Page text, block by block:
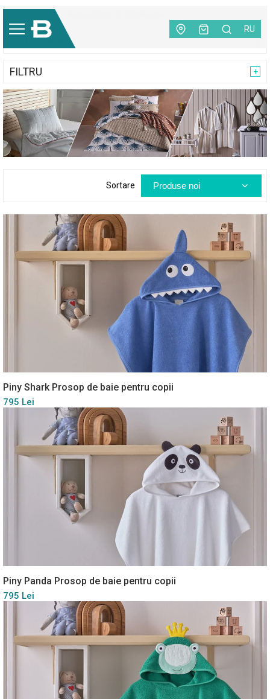
RU
|
CATEGORII
FILTRU
Sortare Produse noi
Piny Shark Prosop de baie pentru copii
795 Lei
Piny Panda Prosop de baie pentru copii
795 Lei